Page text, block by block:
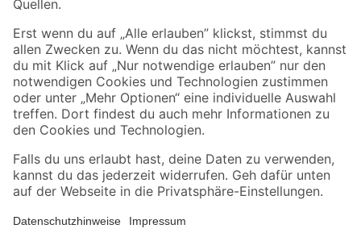
Sicher einkaufen
Jetzt die toom-App herunterladen
Alle Preisangaben in EUR inkl. gesetzl. MwSt.. Die dargestellten Angebote sind unter
Umständen nicht in allen Märkten verfügbar. Die angegebenen Verfügbarkeiten beziehen
Produkte nur solange der Vorrat reicht.
*Paketversand ab 59 € versandkostenfrei, gilt nicht für Artikel mit Speditionsversand, hier